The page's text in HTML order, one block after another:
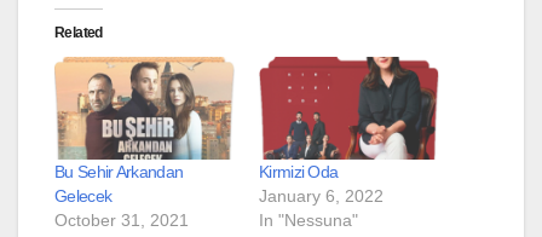
Related
Bu Sehir Arkandan
Gelecek
October 31, 2021
Kirmizi Oda
January 6, 2022
In "Nessuna"